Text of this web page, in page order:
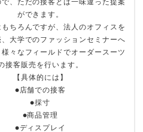
で、ただの接客とは一味違った提案
ができます。
もちろんですが、法人のオフィスを
大学でのファッションセミナーへ
々なフィールドでオーダースーツ
接客販売を行います。
【具体的には】
●店舗での接客
●採寸
●商品管理
●ディスプレイ